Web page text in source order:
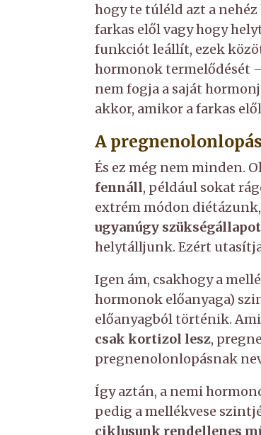
hogy te túléld azt a
farkas elől vagy hogy
funkciót leállít, ezek
hormonok termelődését
nem fogja a saját
akkor, amikor a farkas
A pregnenolonlopás
És ez még nem minden.
fennáll, például sokat
extrém módon
ugyanúgy
helytálljunk. Ezért
Igen ám, csakhogy a
hormonok előanyaga)
előanyagból történik.
csak kortizol lesz,
pregnenolonlopásnak
Így aztán, a nemi
pedig a mellékvese
ciklusunk rendellenes